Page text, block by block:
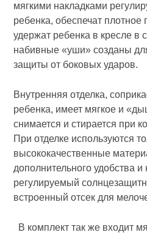
мягкими накладками
ребенка, обеспечат
удержат ребенка в кресле в
набивные «уши» созданы
защиты от боковых ударов.
Внутренняя отделка,
ребенка, имеет мягкое и
снимается и стирается при
При отделке используются
высококачественные
дополнительного удобства
регулируемый
встроенный отсек для
В комплект так же входит